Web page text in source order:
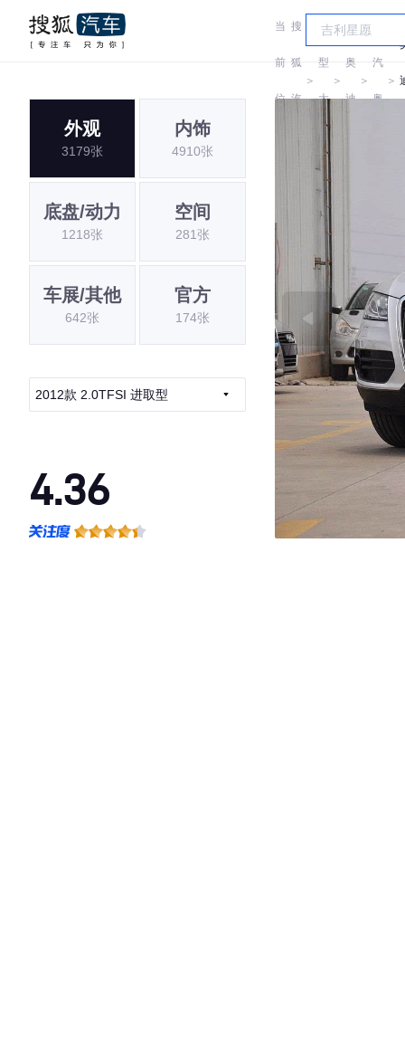
当
前
位
搜
狐
汽
＞
车
型
大
＞
奥
迪
＞
汽
奥
＞
外观
3179张
内饰
4910张
底盘/动力
1218张
空间
281张
车展/其他
642张
官方
174张
2012款 2.0TFSI 进取型
4.36